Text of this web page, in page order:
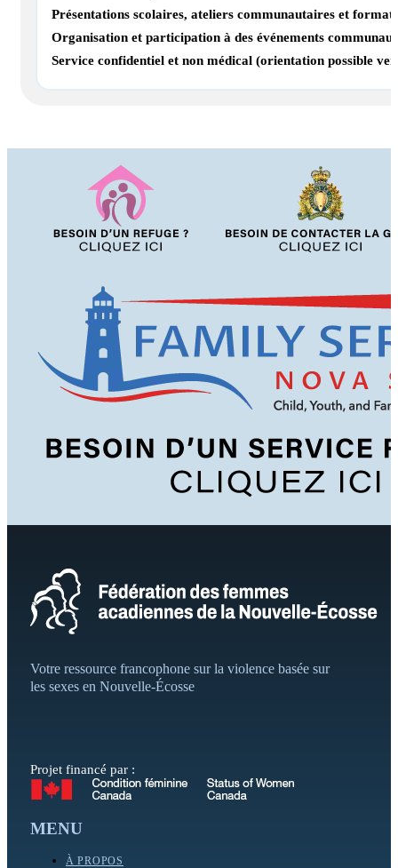
Présentations scolaires, ateliers communautaires et
Organisation et participation à des événements
Service confidentiel et non médical (orientation possible
Votre ressource francophone sur la violence basée sur
les sexes en Nouvelle-Écosse
Projet financé par :
MENU
À PROPOS